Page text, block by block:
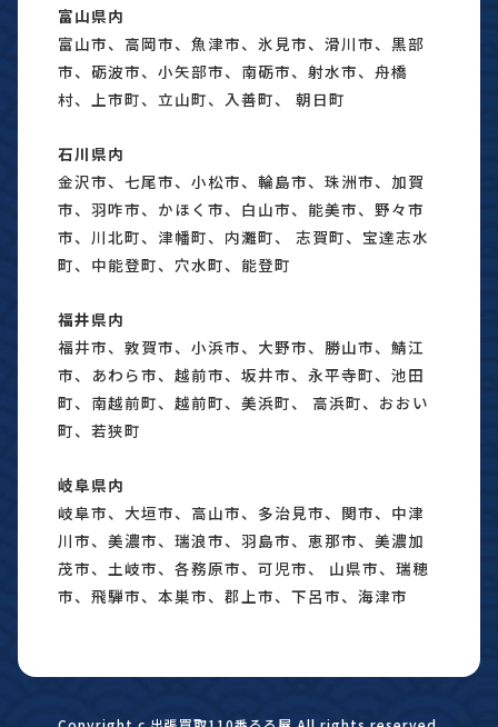
富山県内
富山市、高岡市、魚津市、氷見市、滑川市、黒部
市、砺波市、小矢部市、南砺市、射水市、舟橋
村、上市町、立山町、入善町、 朝日町
石川県内
金沢市、七尾市、小松市、輪島市、珠洲市、加賀
市、羽咋市、かほく市、白山市、能美市、野々市
市、川北町、津幡町、内灘町、 志賀町、宝達志水
町、中能登町、穴水町、能登町
福井県内
福井市、敦賀市、小浜市、大野市、勝山市、鯖江
市、あわら市、越前市、坂井市、永平寺町、池田
町、南越前町、越前町、美浜町、 高浜町、おおい
町、若狭町
岐阜県内
岐阜市、大垣市、高山市、多治見市、関市、中津
川市、美濃市、瑞浪市、羽島市、恵那市、美濃加
茂市、土岐市、各務原市、可児市、 山県市、瑞穂
市、飛騨市、本巣市、郡上市、下呂市、海津市